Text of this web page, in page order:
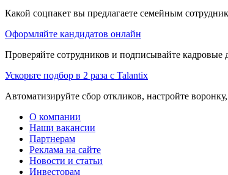
Какой соцпакет вы предлагаете семейным
Оформляйте кандидатов онлайн
Проверяйте сотрудников и подписывайте
Ускорьте подбор в 2 раза с Talantix
Автоматизируйте сбор откликов, настройте
О компании
Наши вакансии
Партнерам
Реклама на сайте
Новости и статьи
Инвесторам